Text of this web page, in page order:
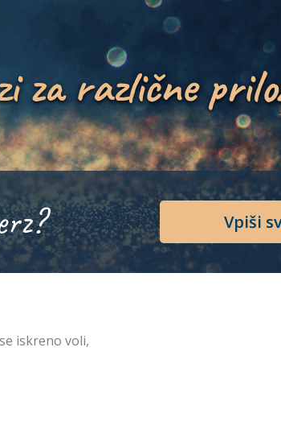
za različne
Vpiši
iskreno voli,